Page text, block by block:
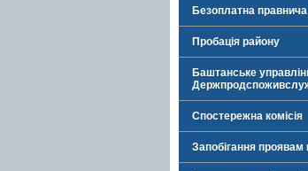
Безоплатна
Пробація району
Баштанське
Спостережна комісія
Запобігання проявам